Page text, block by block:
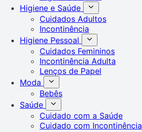
Higiene e Saúde
Cuidados Adultos
Incontinência
Higiene Pessoal
Cuidados Femininos
Incontinência Adulta
Lenços de Papel
Moda
Bebês
Saúde
Cuidado com a Saúde
Cuidado com Incontinência